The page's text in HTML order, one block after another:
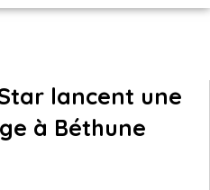
lancent une
à Béthune